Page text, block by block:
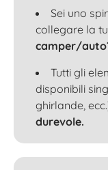
Sei uno
collegare la
camper/
Tutti gli
disponibili
ghirlande,
durevole.